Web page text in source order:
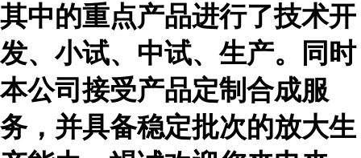
其中的重点产品进行了技术开
发、小试、中试、生产。同时
本公司接受产品定制合成服
务，并具备稳定批次的放大生